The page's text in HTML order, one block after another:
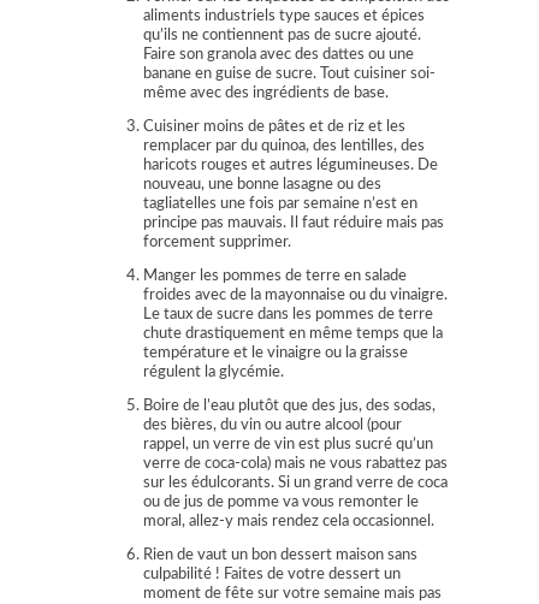
aliments industriels type sauces et épices
qu’ils ne contiennent pas de sucre ajouté.
Faire son granola avec des dattes ou une
banane en guise de sucre. Tout cuisiner soi-
même avec des ingrédients de base.
Cuisiner moins de pâtes et de riz et les
remplacer par du quinoa, des lentilles, des
haricots rouges et autres légumineuses. De
nouveau, une bonne lasagne ou des
tagliatelles une fois par semaine n’est en
principe pas mauvais. Il faut réduire mais pas
forcement supprimer.
Manger les pommes de terre en salade
froides avec de la mayonnaise ou du vinaigre.
Le taux de sucre dans les pommes de terre
chute drastiquement en même temps que la
température et le vinaigre ou la graisse
régulent la glycémie.
Boire de l’eau plutôt que des jus, des sodas,
des bières, du vin ou autre alcool (pour
rappel, un verre de vin est plus sucré qu’un
verre de coca-cola) mais ne vous rabattez pas
sur les édulcorants. Si un grand verre de coca
ou de jus de pomme va vous remonter le
moral, allez-y mais rendez cela occasionnel.
Rien de vaut un bon dessert maison sans
culpabilité ! Faites de votre dessert un
moment de fête sur votre semaine mais pas